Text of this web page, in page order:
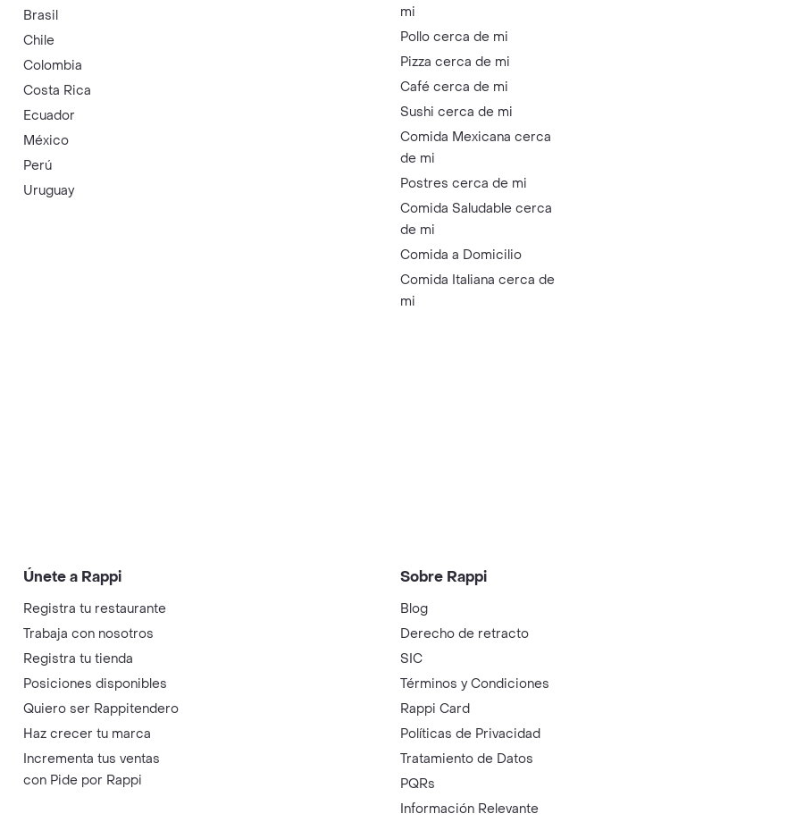
Brasil
Chile
Colombia
Costa Rica
Ecuador
México
Perú
Uruguay
mi
Pollo cerca de mi
Pizza cerca de mi
Café cerca de mi
Sushi cerca de mi
Comida Mexicana cerca
de mi
Postres cerca de mi
Comida Saludable cerca
de mi
Comida a Domicilio
Comida Italiana cerca de
mi
Únete a Rappi
Registra tu restaurante
Trabaja con nosotros
Registra tu tienda
Posiciones disponibles
Quiero ser Rappitendero
Haz crecer tu marca
Incrementa tus ventas
con Pide por Rappi
Sobre Rappi
Blog
Derecho de retracto
SIC
Términos y Condiciones
Rappi Card
Políticas de Privacidad
Tratamiento de Datos
PQRs
Información Relevante